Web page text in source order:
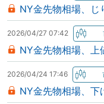
NY金先物相場、
2026/04/27 07:42
NY金先物相場、
2026/04/24 17:46
NY金先物相場、